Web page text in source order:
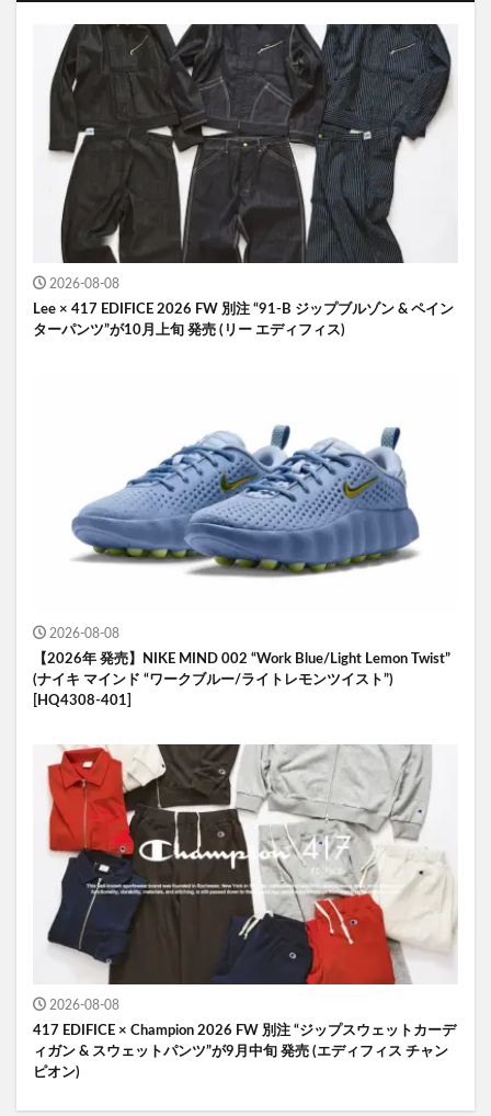
2026-08-08
Lee × 417 EDIFICE 2026 FW 別注 “91-B ジップブルゾン & ペイン
ターパンツ”が10月上旬 発売 (リー エディフィス)
2026-08-08
【2026年 発売】NIKE MIND 002 “Work Blue/Light Lemon Twist”
(ナイキ マインド “ワークブルー/ライトレモンツイスト”)
[HQ4308-401]
2026-08-08
417 EDIFICE × Champion 2026 FW 別注 “ジップスウェットカーデ
ィガン & スウェットパンツ”が9月中旬 発売 (エディフィス チャン
ピオン)